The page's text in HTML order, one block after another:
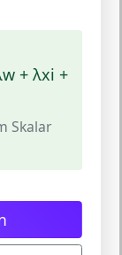
+ λxi +
Skalar